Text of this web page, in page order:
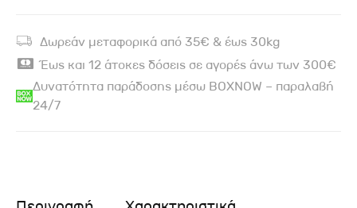
Δωρεάν μεταφορικά από 35€ & έως 30kg
Έως και 12 άτοκες δόσεις σε αγορές άνω των 300€
Δυνατότητα παράδοσης μέσω BOXNOW – παραλαβή
24/7